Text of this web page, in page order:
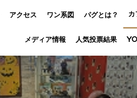
アクセス ワン系図 パグとは？ カ
メディア情報 人気投票結果